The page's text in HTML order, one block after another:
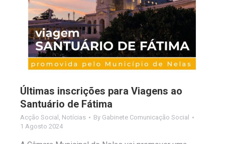
Últimas inscrições para Viagens ao
Santuário de Fátima
Acção Social Notícias By Gabinete Comunicação Social
1 Agosto 2024